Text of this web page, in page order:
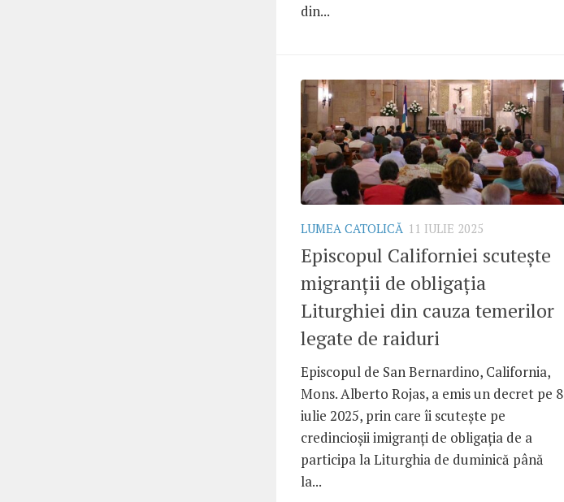
din...
LUMEA CATOLICĂ 11 IULIE 2025
Episcopul Californiei scutește
migranții de obligația
Liturghiei din cauza temerilor
legate de raiduri
Episcopul de San Bernardino, California,
Mons. Alberto Rojas, a emis un decret pe 8
iulie 2025, prin care îi scutește pe
credincioșii imigranți de obligația de a
participa la Liturghia de duminică până
la...